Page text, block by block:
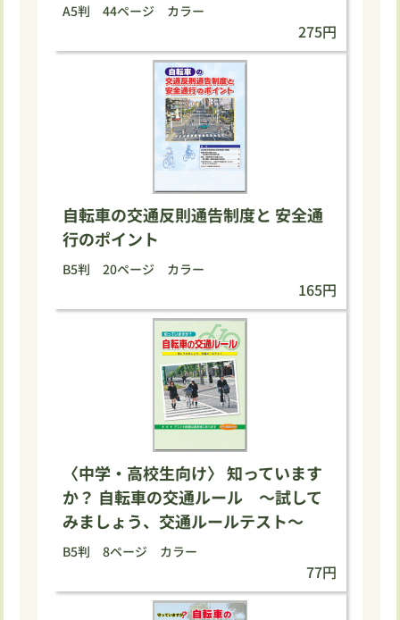
A5判 44ページ カラー
275円
自転車の交通反則通告制度と 安全通
行のポイント
B5判 20ページ カラー
165円
〈中学・高校生向け〉 知っています
か？ 自転車の交通ルール ～試して
みましょう、交通ルールテスト～
B5判 8ページ カラー
77円